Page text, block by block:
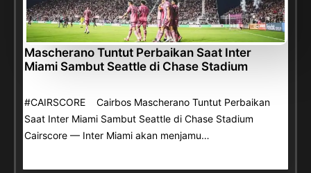
Mascherano Tuntut Perbaikan Saat Inter
Miami Sambut Seattle di Chase Stadium
#CAIRSCORE Cairbos Mascherano Tuntut Perbaikan
Saat Inter Miami Sambut Seattle di Chase Stadium
Cairscore — Inter Miami akan menjamu…